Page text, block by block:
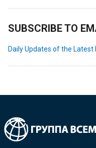
SUBSCRIBE TO
Daily Updates of the